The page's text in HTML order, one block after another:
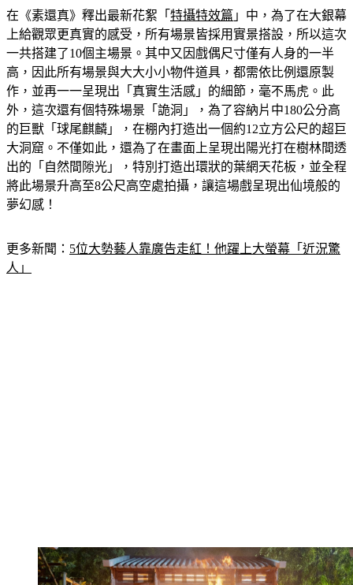
在《素還真》釋出最新花絮「特攝特效篇」中，為了在大銀幕
上給觀眾更真實的感受，所有場景皆採用實景搭設，所以這次
一共搭建了10個主場景。其中又因戲偶尺寸僅有人身的一半
高，因此所有場景與大大小小物件道具，都需依比例還原製
作，並再一一呈現出「真實生活感」的細節，毫不馬虎。此
外，這次還有個特殊場景「詭洞」，為了容納片中180公分高
的巨獸「球尾麒麟」，在棚內打造出一個約12立方公尺的超巨
大洞窟。不僅如此，還為了在畫面上呈現出陽光打在樹林間透
出的「自然間隙光」，特別打造出環狀的葉網天花板，並全程
將此場景升高至8公尺高空處拍攝，讓這場戲呈現出仙境般的
更多新聞：